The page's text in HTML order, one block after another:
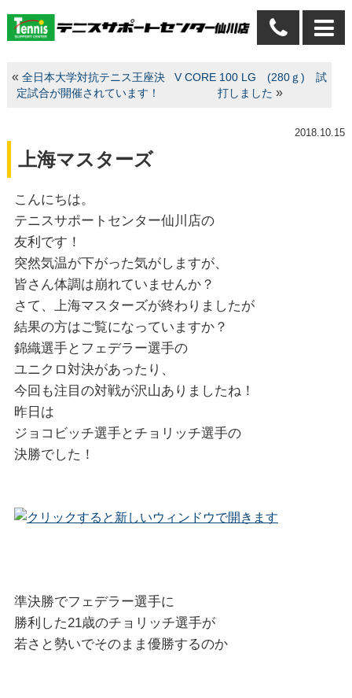
« 全日本大学対抗テニス王座決
定試合が開催されています！
V CORE 100 LG (280ｇ) 試
打しました »
2018.10.15
上海マスターズ
こんにちは。
テニスサポートセンター仙川店の
友利です！
突然気温が下がった気がしますが、
皆さん体調は崩れていませんか？
さて、上海マスターズが終わりましたが
結果の方はご覧になっていますか？
錦織選手とフェデラー選手の
ユニクロ対決があったり、
今回も注目の対戦が沢山ありましたね！
昨日は
ジョコビッチ選手とチョリッチ選手の
決勝でした！
準決勝でフェデラー選手に
勝利した21歳のチョリッチ選手が
若さと勢いでそのまま優勝するのか